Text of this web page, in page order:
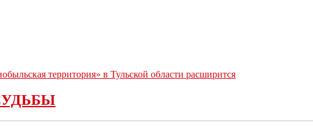
территория» в Тульской области расширится